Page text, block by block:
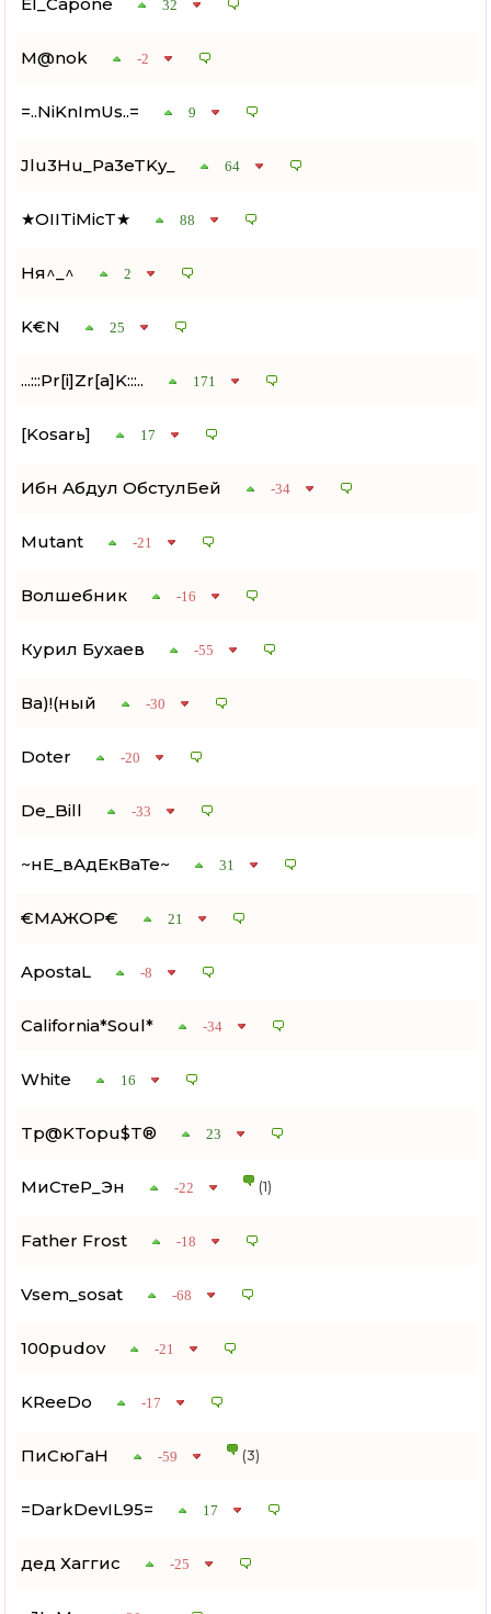
32
M@nok -2
=..NiKnImUs..= 9
Jlu3Hu_Pa3eTKy_ 64
★OIITiMicT★ 88
Ня^_^ 2
K€N 25
...:::Pr[i]Zr[a]K:::.. 171
[Kosarь] 17
Ибн Абдул ОбстулБей -34
Mutant -21
Волшебник -16
Курил Бухаев -55
Ва)!(ный -30
Doter -20
De_Bill -33
~нЕ_вАдЕкВаТе~ 31
€МАЖОР€ 21
ApostaL -8
California*Soul* -34
White 16
Tp@KTopu$T® 23
МиСтеР_Эн -22 (1)
Father Frost -18
Vsem_sosat -68
100pudov -21
KReeDo -17
ПиСюГаН -59 (3)
=DarkDevIL95= 17
дед Хаггис -25